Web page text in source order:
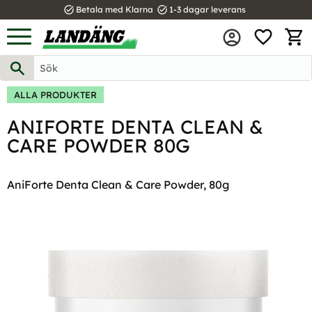
Meny
task_alt Betala med Klarna task_alt 1-3 dagar leverans
ALLA PRODUKTER
ANIFORTE DENTA CLEAN &
CARE POWDER 80G
AniForte Denta Clean & Care Powder, 80g